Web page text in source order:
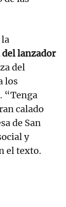
la
lanzador
del
los
“Tenga
calado
de San
y
el texto.